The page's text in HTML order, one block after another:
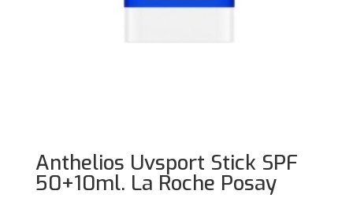
Anthelios Uvsport Stick SPF
50+10ml. La Roche Posay